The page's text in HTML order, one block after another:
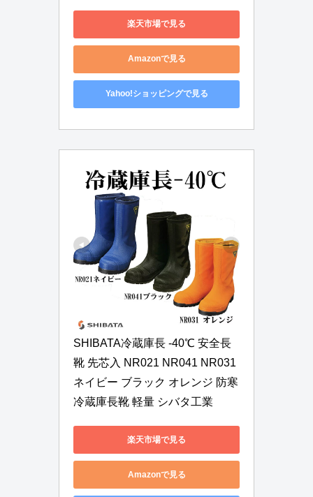
楽天市場で見る
Amazonで見る
Yahoo!ショッピングで見る
SHIBATA冷蔵庫長 -40℃ 安全長
靴 先芯入 NR021 NR041 NR031
ネイビー ブラック オレンジ 防寒
冷蔵庫長靴 軽量 シバタ工業
楽天市場で見る
Amazonで見る